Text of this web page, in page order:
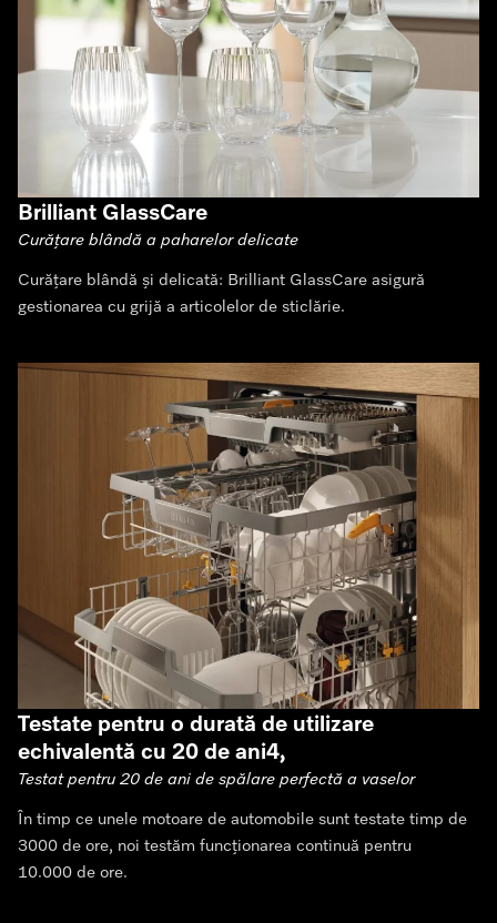
Brilliant GlassCare
Curățare blândă a paharelor delicate
Curățare blândă și delicată: Brilliant GlassCare asigură
gestionarea cu grijă a articolelor de sticlărie.
Testate pentru o durată de utilizare
echivalentă cu 20 de ani4,
Testat pentru 20 de ani de spălare perfectă a vaselor
În timp ce unele motoare de automobile sunt testate timp de
3000 de ore, noi testăm funcționarea continuă pentru
10.000 de ore.